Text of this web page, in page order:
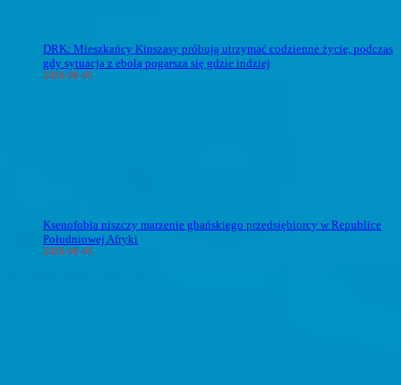
DRK: Mieszkańcy Kinszasy próbują utrzymać codzienne życie, podczas
gdy sytuacja z ebolą pogarsza się gdzie indziej
2026-08-05
Ksenofobia niszczy marzenie ghańskiego przedsiębiorcy w Republice
Południowej Afryki
2026-08-05